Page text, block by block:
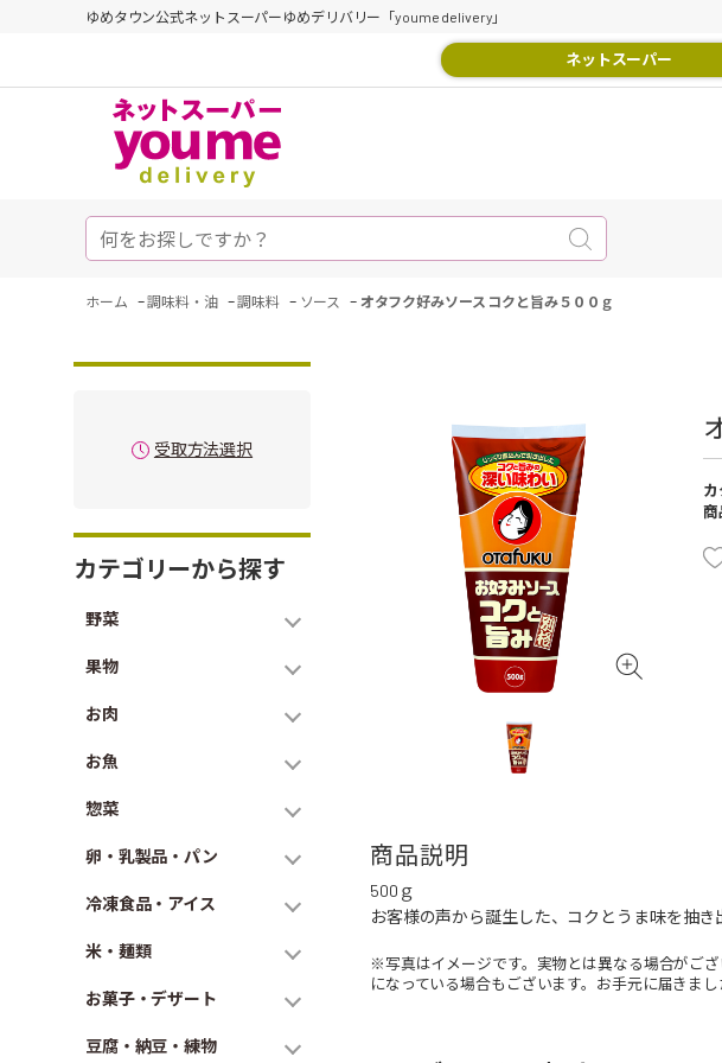
ゆめタウン公式ネットスーパーゆめデリバリー「youme delivery」
ネットスーパー
ホーム -調味料・油 -調味料 - ソース - オタフク好みソース コクと旨み５００ｇ
受取方法選択
カテゴリーから探す
野菜
果物
お肉
お魚
惣菜
卵・乳製品・パン
冷凍食品・アイス
米・麺類
お菓子・デザート
豆腐・納豆・練物
商
商品説明
500ｇ
お客様の声から誕生した、コクとうま味を抽き
※写真はイメージです。実物とは異なる場合がご
になっている場合もございます。お手元に届きま